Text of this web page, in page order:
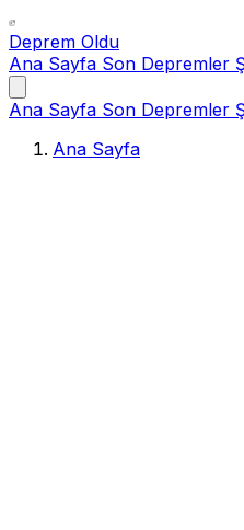
Deprem Oldu
Ana Sayfa Son Depremler
Ana Sayfa Son Depremler
Ana Sayfa